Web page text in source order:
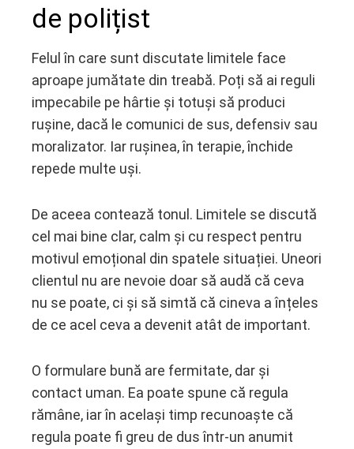
de polițist
Felul în care sunt discutate limitele face
aproape jumătate din treabă. Poți să ai reguli
impecabile pe hârtie și totuși să produci
rușine, dacă le comunici de sus, defensiv sau
moralizator. Iar rușinea, în terapie, închide
repede multe uși.
De aceea contează tonul. Limitele se discută
cel mai bine clar, calm și cu respect pentru
motivul emoțional din spatele situației. Uneori
clientul nu are nevoie doar să audă că ceva
nu se poate, ci și să simtă că cineva a înțeles
de ce acel ceva a devenit atât de important.
O formulare bună are fermitate, dar și
contact uman. Ea poate spune că regula
rămâne, iar în același timp recunoaște că
regula poate fi greu de dus într-un anumit